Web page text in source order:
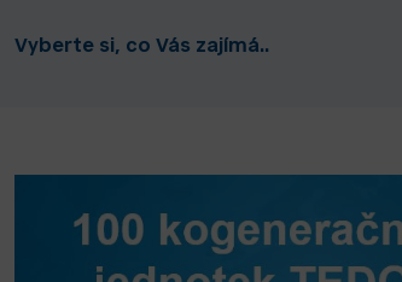
Vyberte si, co Vás zajímá..